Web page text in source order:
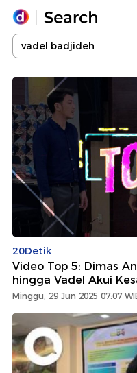
Yang sedang ramai
Loading...
Promoted
Terakhir yang dicari
20Detik
Video Top 5: Dimas
hingga Vadel Akui
Minggu, 29 Jun 2025 07:07